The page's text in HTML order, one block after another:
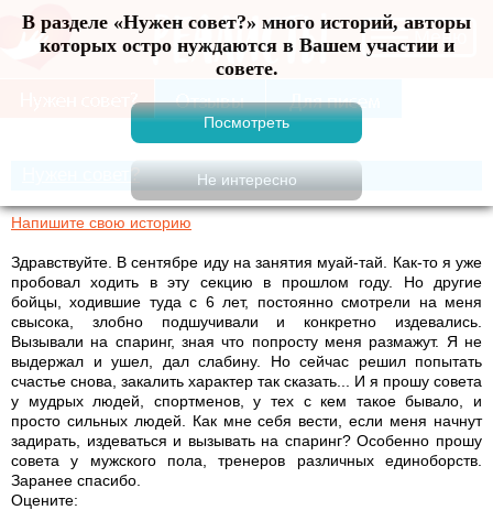
В разделе «Нужен совет?» много историй, авторы
которых остро нуждаются в Вашем участии и
совете.
Меню
Нужен совет?
Напишите свою историю
Здравствуйте. В сентябре иду на занятия муай-тай. Как-то я уже
пробовал ходить в эту секцию в прошлом году. Но другие
бойцы, ходившие туда с 6 лет, постоянно смотрели на меня
свысока, злобно подшучивали и конкретно издевались.
Вызывали на спаринг, зная что попросту меня размажут. Я не
выдержал и ушел, дал слабину. Но сейчас решил попытать
счастье снова, закалить характер так сказать... И я прошу совета
у мудрых людей, спортменов, у тех с кем такое бывало, и
просто сильных людей. Как мне себя вести, если меня начнут
задирать, издеваться и вызывать на спаринг? Особенно прошу
совета у мужского пола, тренеров различных единоборств.
Заранее спасибо.
Оцените: